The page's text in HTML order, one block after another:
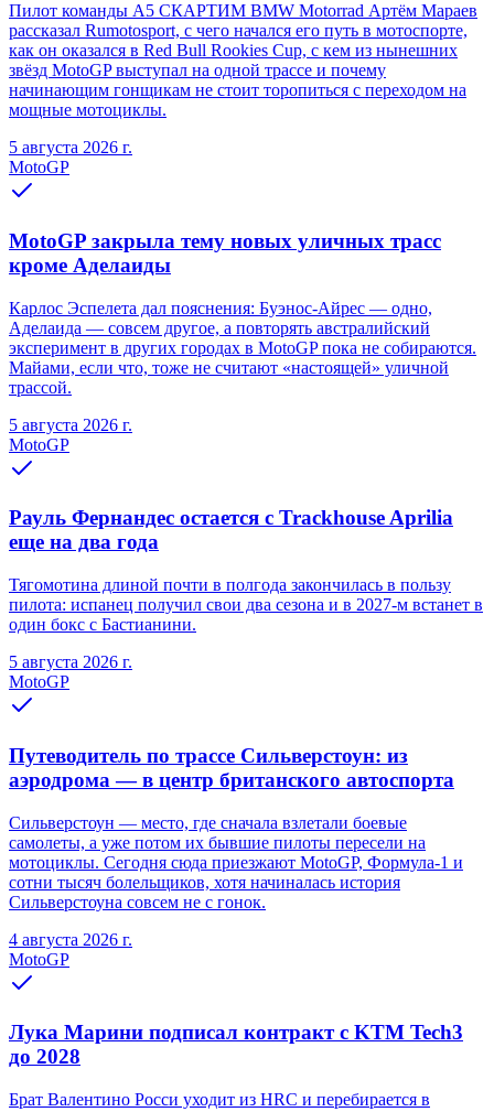
Пилот команды A5 СКАРТИМ BMW Motorrad Артём Мараев
рассказал Rumotosport, с чего начался его путь в мотоспорте,
как он оказался в Red Bull Rookies Cup, с кем из нынешних
звёзд MotoGP выступал на одной трассе и почему
начинающим гонщикам не стоит торопиться с переходом на
мощные мотоциклы.
5 августа 2026 г.
MotoGP
MotoGP закрыла тему новых уличных трасс
кроме Аделаиды
Карлос Эспелета дал пояснения: Буэнос-Айрес — одно,
Аделаида — совсем другое, а повторять австралийский
эксперимент в других городах в MotoGP пока не собираются.
Майами, если что, тоже не считают «настоящей» уличной
трассой.
5 августа 2026 г.
MotoGP
Рауль Фернандес остается с Trackhouse Aprilia
еще на два года
Тягомотина длиной почти в полгода закончилась в пользу
пилота: испанец получил свои два сезона и в 2027-м встанет в
один бокс с Бастианини.
5 августа 2026 г.
MotoGP
Путеводитель по трассе Сильверстоун: из
аэродрома — в центр британского автоспорта
Сильверстоун — место, где сначала взлетали боевые
самолеты, а уже потом их бывшие пилоты пересели на
мотоциклы. Сегодня сюда приезжают MotoGP, Формула-1 и
сотни тысяч болельщиков, хотя начиналась история
Сильверстоуна совсем не с гонок.
4 августа 2026 г.
MotoGP
Лука Марини подписал контракт с KTM Tech3
до 2028
Брат Валентино Росси уходит из HRC и перебирается в